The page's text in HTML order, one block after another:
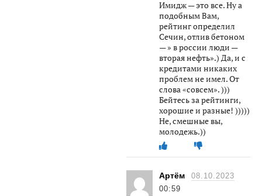
Имидж — это все. Ну а
подобным Вам,
рейтинг определил
Сечин, отлив бетоном
— » в россии люди —
вторая нефть».) Да, и с
кредитами никаких
проблем не имел. От
слова «совсем». )))
Бейтесь за рейтинги,
хорошие и разные! )))))
Не, смешные вы,
молодежь.))
Артём
08.10.2023
00:59